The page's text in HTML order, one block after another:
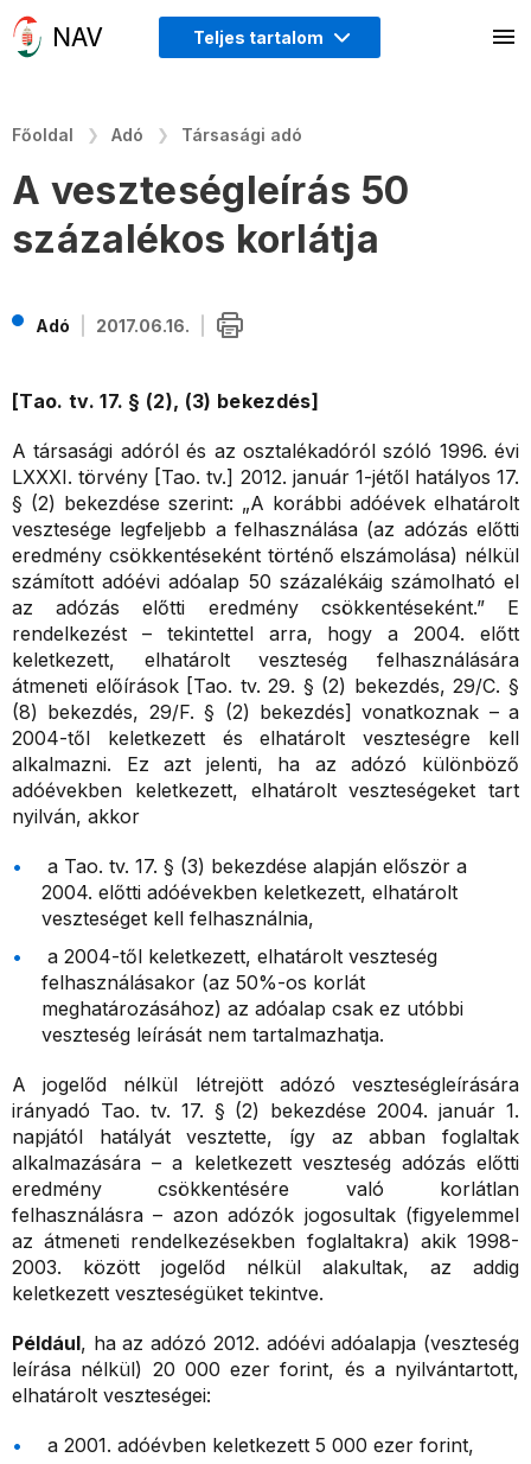
Teljes tartalom
Főoldal Adó Társasági adó
A veszteségleírás 50
százalékos korlátja
Adó 2017.06.16.
[Tao. tv. 17. § (2), (3) bekezdés]
A társasági adóról és az osztalékadóról szóló 1996. évi
LXXXI. törvény [Tao. tv.] 2012. január 1-jétől hatályos 17.
§ (2) bekezdése szerint: „A korábbi adóévek elhatárolt
vesztesége legfeljebb a felhasználása (az adózás előtti
eredmény csökkentéseként történő elszámolása) nélkül
számított adóévi adóalap 50 százalékáig számolható el
az adózás előtti eredmény csökkentéseként.” E
rendelkezést – tekintettel arra, hogy a 2004. előtt
keletkezett, elhatárolt veszteség felhasználására
átmeneti előírások [Tao. tv. 29. § (2) bekezdés, 29/C. §
(8) bekezdés, 29/F. § (2) bekezdés] vonatkoznak – a
2004-től keletkezett és elhatárolt veszteségre kell
alkalmazni. Ez azt jelenti, ha az adózó különböző
adóévekben keletkezett, elhatárolt veszteségeket tart
nyilván, akkor
a Tao. tv. 17. § (3) bekezdése alapján először a
2004. előtti adóévekben keletkezett, elhatárolt
veszteséget kell felhasználnia,
a 2004-től keletkezett, elhatárolt veszteség
felhasználásakor (az 50%-os korlát
meghatározásához) az adóalap csak ez utóbbi
veszteség leírását nem tartalmazhatja.
A jogelőd nélkül létrejött adózó veszteségleírására
irányadó Tao. tv. 17. § (2) bekezdése 2004. január 1.
napjától hatályát vesztette, így az abban foglaltak
alkalmazására – a keletkezett veszteség adózás előtti
eredmény csökkentésére való korlátlan
felhasználásra – azon adózók jogosultak (figyelemmel
az átmeneti rendelkezésekben foglaltakra) akik 1998-
2003. között jogelőd nélkül alakultak, az addig
keletkezett veszteségüket tekintve.
Például, ha az adózó 2012. adóévi adóalapja (veszteség
leírása nélkül) 20 000 ezer forint, és a nyilvántartott,
elhatárolt veszteségei:
a 2001. adóévben keletkezett 5 000 ezer forint,